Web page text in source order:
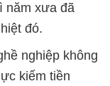
năm xưa đã
đó.
nghiệp không
kiếm tiền